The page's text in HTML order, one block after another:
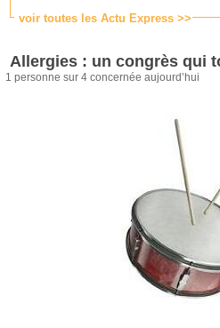
voir toutes les Actu Express >>
Consultés par l'Ordre des médecins, pas par le
lire la suite >>
Une campagne de pub pour aimer son
DMP, l'Arlésienne va devenir réalité
Déploiement prévu au 4ème trimestre 2016
Soins palliatifs: 40 millions de plus en
La journée mondiale des soins palliatifs n'a pas
Allergies : un congrès qui
1 personne sur 4 concernée aujourd’hui